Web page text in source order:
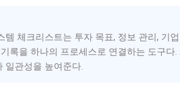
템 체크리스트는 투자 목표, 정보 관리, 기
록을 하나의 프로세스로 연결하는 도구
일관성을 높여준다.